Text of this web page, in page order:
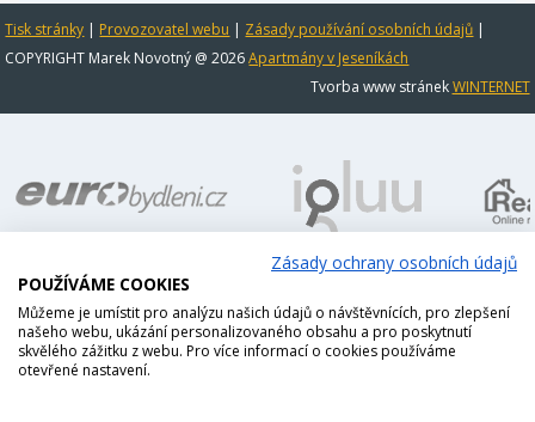
Tisk stránky | Provozovatel webu | Zásady používání osobních údajů |
COPYRIGHT Marek Novotný @ 2026Apartmány v Jeseníkách
Tvorba www stránekWINTERNET
Zásady ochrany osobních údajů
POUŽÍVÁME COOKIES
Můžeme je umístit pro analýzu našich údajů o návštěvnících, pro zlepšení
našeho webu, ukázání personalizovaného obsahu a pro poskytnutí
skvělého zážitku z webu. Pro více informací o cookies používáme
otevřené nastavení.